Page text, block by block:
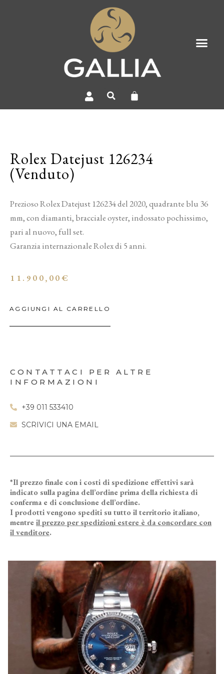
Rolex Datejust 126234
(Venduto)
Prezioso Rolex Datejust 126234 del 2020, quadrante blu 36
mm, con diamanti, bracciale oyster, indossato pochissimo,
pari al nuovo, full set.
Garanzia internazionale Rolex di 5 anni.
11.900,00€
AGGIUNGI AL CARRELLO
CONTATTACI PER ALTRE
INFORMAZIONI
+39 011 533410
SCRIVICI UNA EMAIL
*Il prezzo finale con i costi di spedizione effettivi sarà
indicato sulla pagina dell’ordine prima della richiesta di
conferma e di conclusione dell’ordine.
I prodotti vengono spediti su tutto il territorio italiano,
mentre il prezzo per spedizioni estere è da concordare con
il venditore.